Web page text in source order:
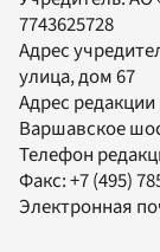
7743625728
Адрес
улица, дом 67
Адрес
Варшавское
Телефон
Факс:+7 (495)
Электронная